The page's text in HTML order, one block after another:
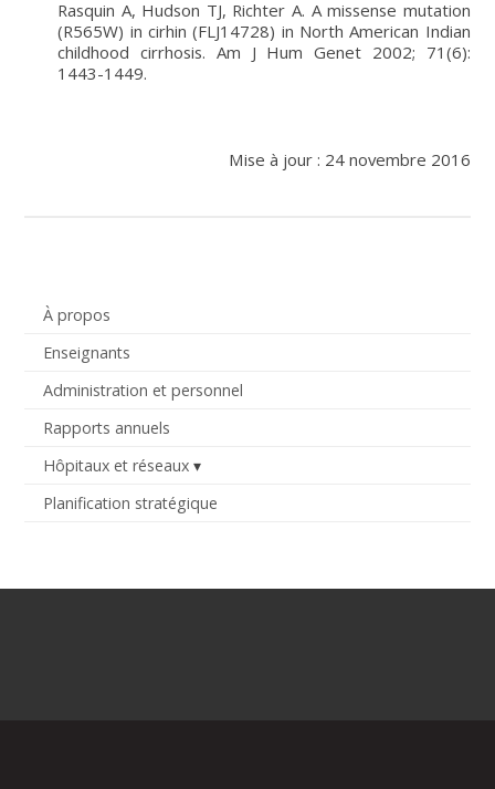
À propos
Enseignants
Administration et personnel
Rapports annuels
Hôpitaux et réseaux
Planification stratégique
Rasquin A, Hudson TJ, Richter A. A missense mutation
(R565W) in cirhin (FLJ14728) in North American Indian
childhood cirrhosis. Am J Hum Genet 2002; 71(6):
1443-1449.
Mise à jour : 24 novembre 2016